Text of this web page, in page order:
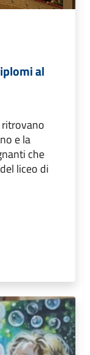
al
ritrovano
e la
che
liceo di